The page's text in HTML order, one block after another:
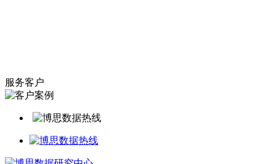
服务客户